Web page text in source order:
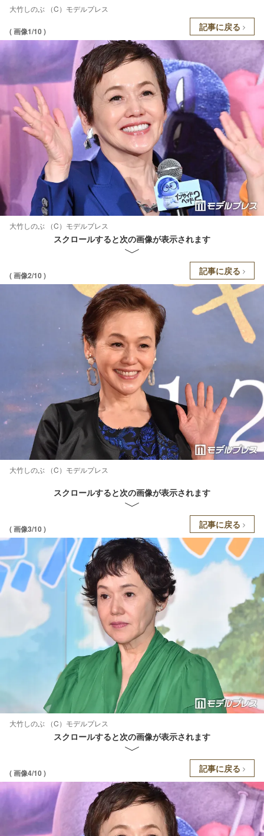
大竹しのぶ （C）モデルプレス
( 画像1/10 ) 記事に戻る
大竹しのぶ （C）モデルプレス
スクロールすると次の画像が表示されます
( 画像2/10 ) 記事に戻る
大竹しのぶ （C）モデルプレス
スクロールすると次の画像が表示されます
( 画像3/10 ) 記事に戻る
大竹しのぶ （C）モデルプレス
スクロールすると次の画像が表示されます
( 画像4/10 ) 記事に戻る